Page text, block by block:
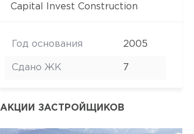
Capital Invest Construction
Год основания 2005
Сдано ЖК 7
АКЦИИ ЗАСТРОЙЩИКОВ